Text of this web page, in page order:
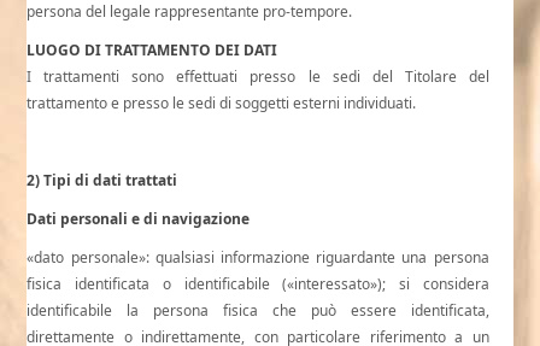
persona del legale rappresentante pro-tempore.
LUOGO DI TRATTAMENTO DEI DATI
I trattamenti sono effettuati presso le sedi del Titolare del
trattamento e presso le sedi di soggetti esterni individuati.
2) Tipi di dati trattati
Dati personali e di navigazione
«dato personale»: qualsiasi informazione riguardante una persona
fisica identificata o identificabile («interessato»); si considera
identificabile la persona fisica che può essere identificata,
direttamente o indirettamente, con particolare riferimento a un